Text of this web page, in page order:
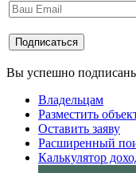
Вы успешно
Владельцам
Разместить
Оставить заяву
Расширенный
Калькулятор